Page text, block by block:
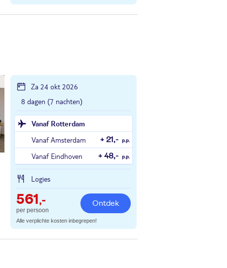
Za 24 okt 2026
8 dagen (7 nachten)
Vanaf Rotterdam
Vanaf Amsterdam
+ 21,- p.p.
Vanaf Eindhoven + 48,- p.p.
Logies
561 ,-
per persoon
Ontdek
Alle verplichte kosten inbegrepen!